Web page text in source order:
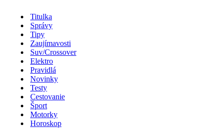
Titulka
Správy
Tipy
Zaujímavosti
Suv/Crossover
Elektro
Pravidlá
Novinky
Testy
Cestovanie
Šport
Motorky
Horoskop